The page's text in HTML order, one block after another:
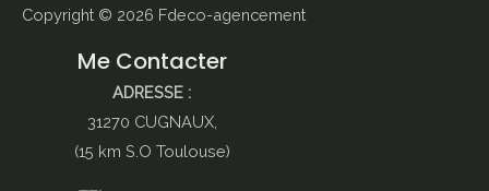
Copyright © 2026 Fdeco-agencement
Me Contacter
ADRESSE :
31270 CUGNAUX,
(15 km S.O Toulouse)